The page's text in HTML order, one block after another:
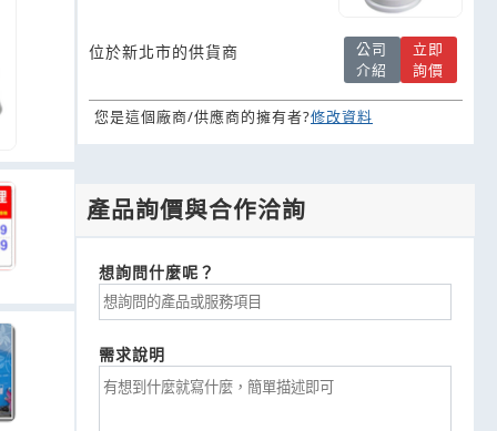
位於新北市的供貨商
公司
介紹
立即
詢價
您是這個廠商/供應商的擁有者?修改資料
產品詢價與合作洽詢
想詢問什麼呢？
需求說明